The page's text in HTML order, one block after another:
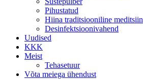
Pihustatud
Hiina traditsiooniline meditsiin
Desinfektsioonivahend
Uudised
KKK
Meist
Tehasetuur
Võta meiega ühendust